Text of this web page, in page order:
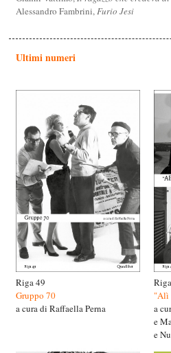
Alessandro Fambrini,Furio Jesi
Ultimi numeri
Riga 49
Gruppo 70
a cura di Raffaella Perna
"Alì
a
e
e